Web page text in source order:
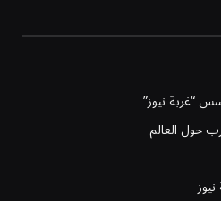
“غربة نيوز”
حول العالم